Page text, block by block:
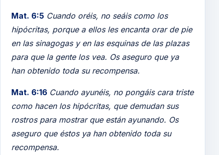
Mat. 6:5 Cuando oréis, no seáis como los
hipócritas, porque a ellos les encanta orar de pie
en las sinagogas y en las esquinas de las plazas
para que la gente los vea. Os aseguro que ya
han obtenido toda su recompensa.
Mat. 6:16 Cuando ayunéis, no pongáis cara triste
como hacen los hipócritas, que demudan sus
rostros para mostrar que están ayunando. Os
aseguro que éstos ya han obtenido toda su
recompensa.